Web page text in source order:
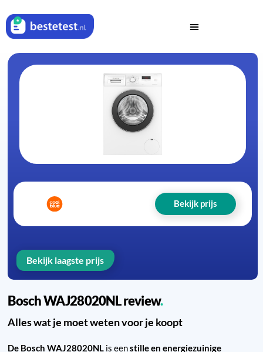
Bosch WAJ28020NL review
Alles wat je moet weten voor je koopt
De Bosch WAJ28020NL is eenstille en energiezuinige
Bekijk prijs
Bekijk laagste prijs